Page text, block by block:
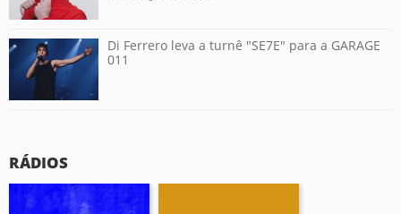
Di Ferrero leva a turnê "SE7E" para a GARAGE
011
RÁDIOS